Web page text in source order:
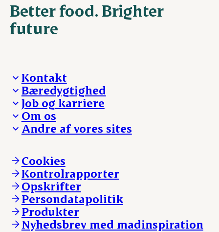
Better food. Brighter
future
Kontakt
Besøg Danish Crown
Presse og nyheder
Reklamationer
Whistleblower
Øvrige henvendelser
Bæredygtighed
Fra jord til bord
Hverdagen
Ansvarlighed og nøgletal
Job og karriere
Arbejd med os
Ledige stillinger
Om os
Hvem er vi
Vores resultater
Vores lokationer
Kontakt
Andre af vores sites
Andelsejere - kreatur
Danishcrownprofessional.com
DAT-Schaub.com
ESS-FOOD.com
Fonden Dansk Gastronomi
KLS.se
nordicspoor.com
Scanhide.dk
Cookies
Kontrolrapporter
Opskrifter
Persondatapolitik
Produkter
Nyhedsbrev med madinspiration